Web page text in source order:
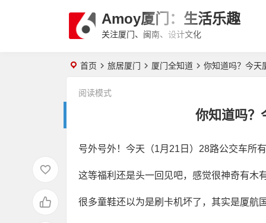
Amoy厦门：生活乐趣
关注厦门、闽南、设计文化
首页 旅居厦门 厦门全知道 你知道吗？今天
你知道吗？
阅读模式
号外号外！今天（1月21日）28路公交车所
这等福利还是头一回见吧，感觉很神奇有木
很多童鞋还以为是刷卡机坏了，其实是厦航
厦门白鹭分查询：可享免费停